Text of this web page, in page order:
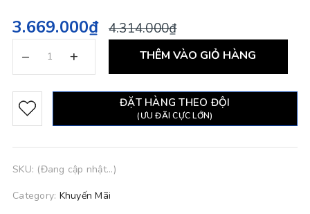
3.669.000₫ 4.314.000₫
– + THÊM VÀO GIỎ HÀNG
ĐẶT HÀNG THEO ĐỘI
(ƯU ĐÃI CỰC LỚN)
SKU: (Đang cập nhật...)
Category: Khuyến Mãi